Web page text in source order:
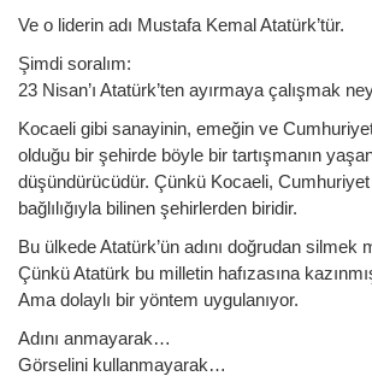
Ve o liderin adı Mustafa Kemal Atatürk’tür.
Şimdi soralım:
23 Nisan’ı Atatürk’ten ayırmaya çalışmak
Kocaeli gibi sanayinin, emeğin ve
olduğu bir şehirde böyle bir tartışmanın
düşündürücüdür. Çünkü Kocaeli,
bağlılığıyla bilinen şehirlerden biridir.
Bu ülkede Atatürk’ün adını doğrudan silmek
Çünkü Atatürk bu milletin hafızasına
Ama dolaylı bir yöntem uygulanıyor.
Adını anmayarak…
Görselini kullanmayarak…